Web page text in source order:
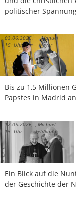
politischer
Bis zu 1,5 Millionen
Papstes in Madrid
03.06.2026,
15 Uhr
Manuel
Meyer
Ein Blick auf die
der Geschichte der
12.05.2026,
15 Uhr
Michael
Feldkamp